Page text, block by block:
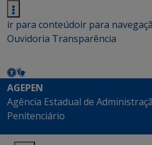
ir para conteúdoir para
Ouvidoria Transparência
AGEPEN
Agência Estadual de
Penitenciário